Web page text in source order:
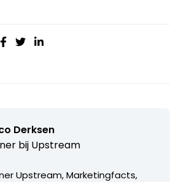
Derksen
bij Upstream
Upstream, Marketingfacts,